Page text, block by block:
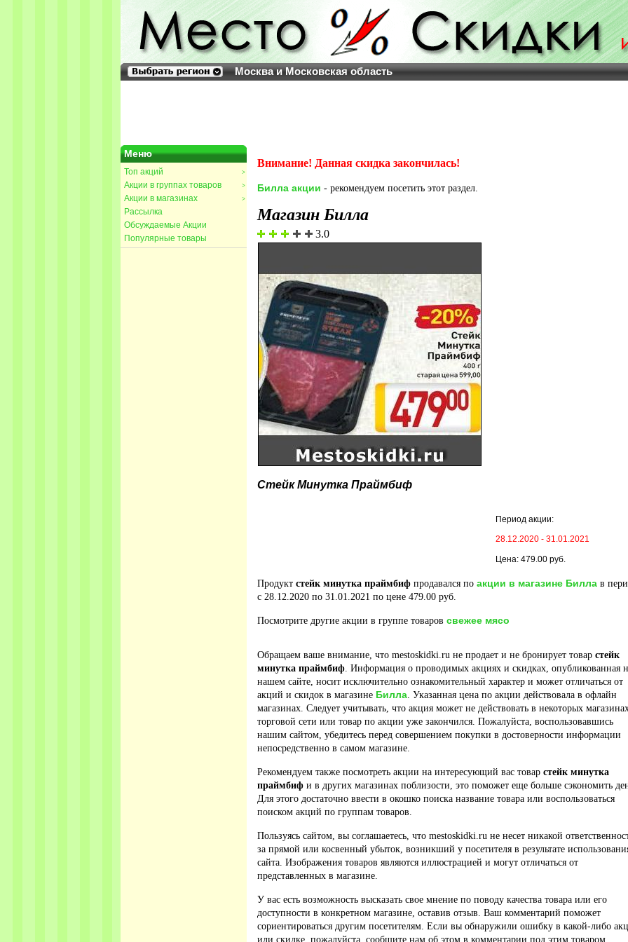
Москва и Московская область
Меню
>
Топ акций
>
Акции в группах товаров
>
Акции в магазинах
Рассылка
Обсуждаемые Акции
Популярные товары
Внимание! Данная скидка закончилась!
Билла акции - рекомендуем посетить этот раздел.
Магазин Билла
3.0
Стейк Минутка Праймбиф
Период акции:
28.12.2020 - 31.01.2021
Цена: 479.00 руб.
Продукт стейк минутка праймбиф продавался по акции в магазине Билла в
с 28.12.2020 по 31.01.2021 по цене 479.00 руб.
Посмотрите другие акции в группе товаров свежее мясо
Обращаем ваше внимание, что mestoskidki.ru не продает и не бронирует товар стейк
минутка праймбиф. Информация о проводимых акциях и скидках, опубликованная
нашем сайте, носит исключительно ознакомительный характер и может отличаться от
акций и скидок в магазине Билла. Указанная цена по акции действовала в офлайн
магазинах. Следует учитывать, что акция может не действовать в некоторых
торговой сети или товар по акции уже закончился. Пожалуйста, воспользовавшись
нашим сайтом, убедитесь перед совершением покупки в достоверности информации
непосредственно в самом магазине.
Рекомендуем также посмотреть акции на интересующий вас товар стейк минутка
праймбиф и в других магазинах поблизости, это поможет еще больше сэкономить
Для этого достаточно ввести в окошко поиска название товара или воспользоваться
поиском акций по группам товаров.
Пользуясь сайтом, вы соглашаетесь, что mestoskidki.ru не несет никакой
за прямой или косвенный убыток, возникший у посетителя в результате
сайта. Изображения товаров являются иллюстрацией и могут отличаться от
представленных в магазине.
У вас есть возможность высказать свое мнение по поводу качества товара или его
доступности в конкретном магазине, оставив отзыв. Ваш комментарий поможет
сориентироваться другим посетителям. Если вы обнаружили ошибку в какой-либо
или скидке, пожалуйста, сообщите нам об этом в комментарии под этим товаром.